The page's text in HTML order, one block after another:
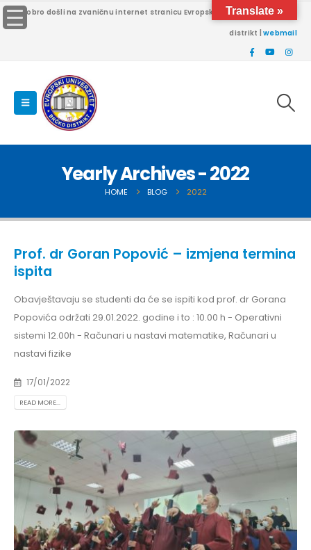
Dobro došli na zvaničnu internet stranicu Evropskog univerziteta Brčko
distrikt |webmail
Yearly Archives - 2022
HOME BLOG 2022
Prof. dr Goran Popović – izmjena termina
ispita
Obavještavaju se studenti da će se ispiti kod prof. dr Gorana
Popovića održati 29.01.2022. godine i to : 10.00 h - Operativni
sistemi 12.00h - Računari u nastavi matematike, Računari u
nastavi fizike
17/01/2022
READ MORE...
Translate »